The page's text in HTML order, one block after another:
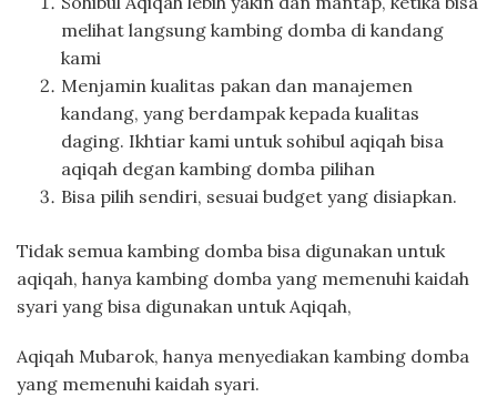
melihat langsung kambing domba di kandang
kami
Menjamin kualitas pakan dan manajemen
kandang, yang berdampak kepada kualitas
daging. Ikhtiar kami untuk sohibul aqiqah bisa
aqiqah degan kambing domba pilihan
Bisa pilih sendiri, sesuai budget yang disiapkan.
Tidak semua kambing domba bisa digunakan untuk
aqiqah, hanya kambing domba yang memenuhi kaidah
syari yang bisa digunakan untuk Aqiqah,
Aqiqah Mubarok, hanya menyediakan kambing domba
yang memenuhi kaidah syari.